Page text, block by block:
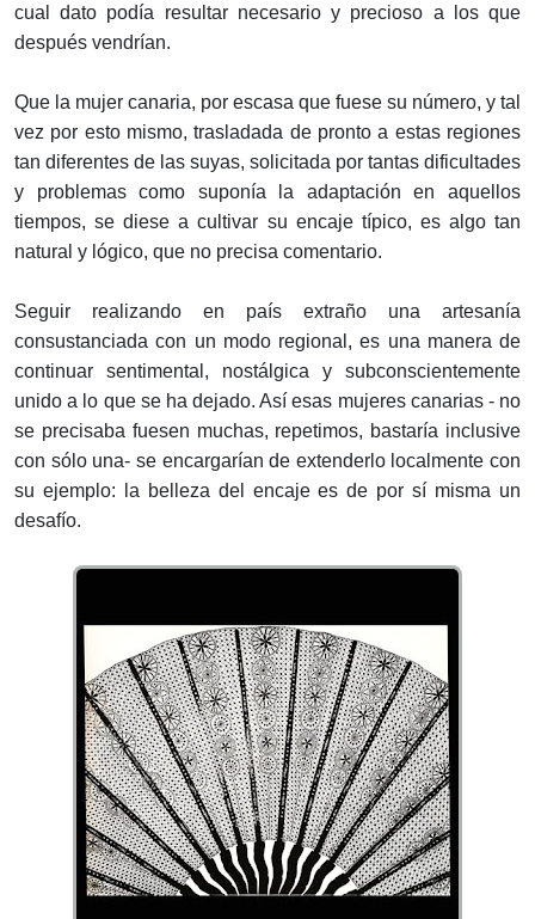
cual dato podía resultar necesario y precioso a los que
después vendrían.
Que la mujer canaria, por escasa que fuese su número, y tal
vez por esto mismo, trasladada de pronto a estas regiones
tan diferentes de las suyas, solicitada por tantas dificultades
y problemas como suponía la adaptación en aquellos
tiempos, se diese a cultivar su encaje típico, es algo tan
natural y lógico, que no precisa comentario.
Seguir realizando en país extraño una artesanía
consustanciada con un modo regional, es una manera de
continuar sentimental, nostálgica y subconscientemente
unido a lo que se ha dejado. Así esas mujeres canarias - no
se precisaba fuesen muchas, repetimos, bastaría inclusive
con sólo una- se encargarían de extenderlo localmente con
su ejemplo: la belleza del encaje es de por sí misma un
desafío.